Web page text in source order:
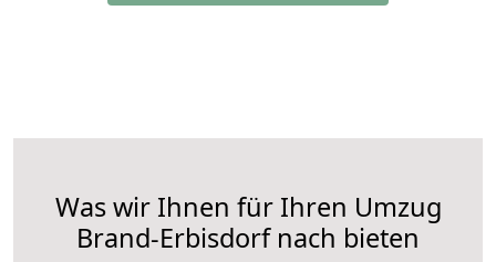
Was wir Ihnen für Ihren Umzug
Brand-Erbisdorf nach bieten